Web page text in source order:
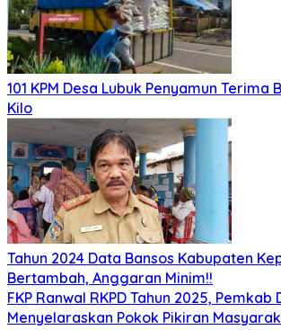
101 KPM Desa Lubuk Penyamun Terima
Kilo
Tahun 2024 Data Bansos Kabupaten
Bertambah, Anggaran Minim!!
FKP Ranwal RKPD Tahun 2025, Pemkab
Menyelaraskan Pokok Pikiran